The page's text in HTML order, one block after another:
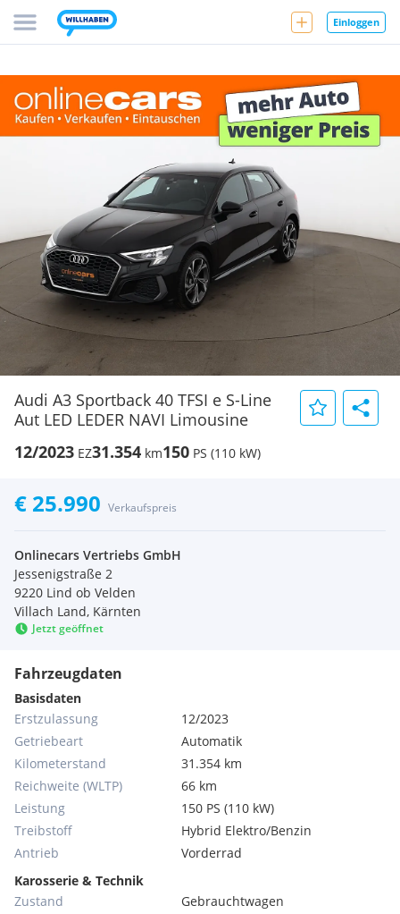
Einloggen
Audi A3 Sportback 40 TFSI e S-Line
Aut LED LEDER NAVI Limousine
12/2023 EZ31.354 km150 PS (110 kW)
€ 25.990 Verkaufspreis
Onlinecars Vertriebs GmbH
Jessenigstraße 2
9220 Lind ob Velden
Villach Land, Kärnten
Jetzt geöffnet
Fahrzeugdaten
Basisdaten
Erstzulassung
12/2023
Getriebeart
Automatik
Kilometerstand
31.354 km
Reichweite (WLTP)
66 km
Leistung
150 PS (110 kW)
Treibstoff
Hybrid Elektro/Benzin
Antrieb
Vorderrad
Karosserie & Technik
Zustand
Gebrauchtwagen